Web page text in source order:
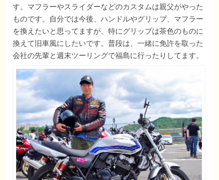
す。マフラーやスライダーなどのカスタムは親父がやった
ものです。自分では今後、ハンドルやグリップ、マフラー
を換えたいと思ってますが、特にグリップは茶色のものに
換えて旧車風にしたいです。普段は、一緒に免許を取った
会社の先輩と週末ツーリングで福島に行ったりしてます。